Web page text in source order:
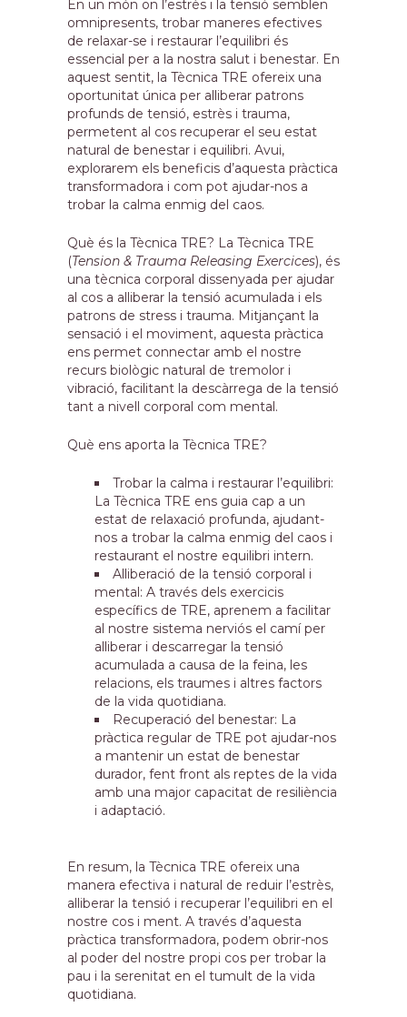
En un món on l’estrès i la tensió semblen
omnipresents, trobar maneres efectives
de relaxar-se i restaurar l’equilibri és
essencial per a la nostra salut i benestar. En
aquest sentit, la Tècnica TRE ofereix una
oportunitat única per alliberar patrons
profunds de tensió, estrès i trauma,
permetent al cos recuperar el seu estat
natural de benestar i equilibri. Avui,
explorarem els beneficis d’aquesta pràctica
transformadora i com pot ajudar-nos a
trobar la calma enmig del caos.
Què és la Tècnica TRE? La Tècnica TRE
(Tension & Trauma Releasing Exercices), és
una tècnica corporal dissenyada per ajudar
al cos a alliberar la tensió acumulada i els
patrons de stress i trauma. Mitjançant la
sensació i el moviment, aquesta pràctica
ens permet connectar amb el nostre
recurs biològic natural de tremolor i
vibració, facilitant la descàrrega de la tensió
tant a nivell corporal com mental.
Què ens aporta la Tècnica TRE?
Trobar la calma i restaurar l’equilibri:
La Tècnica TRE ens guia cap a un
estat de relaxació profunda, ajudant-
nos a trobar la calma enmig del caos i
restaurant el nostre equilibri intern.
Alliberació de la tensió corporal i
mental: A través dels exercicis
específics de TRE, aprenem a facilitar
al nostre sistema nerviós el camí per
alliberar i descarregar la tensió
acumulada a causa de la feina, les
relacions, els traumes i altres factors
de la vida quotidiana.
Recuperació del benestar: La
pràctica regular de TRE pot ajudar-nos
a mantenir un estat de benestar
durador, fent front als reptes de la vida
amb una major capacitat de resiliència
i adaptació.
En resum, la Tècnica TRE ofereix una
manera efectiva i natural de reduir l’estrès,
alliberar la tensió i recuperar l’equilibri en el
nostre cos i ment. A través d’aquesta
pràctica transformadora, podem obrir-nos
al poder del nostre propi cos per trobar la
pau i la serenitat en el tumult de la vida
quotidiana.